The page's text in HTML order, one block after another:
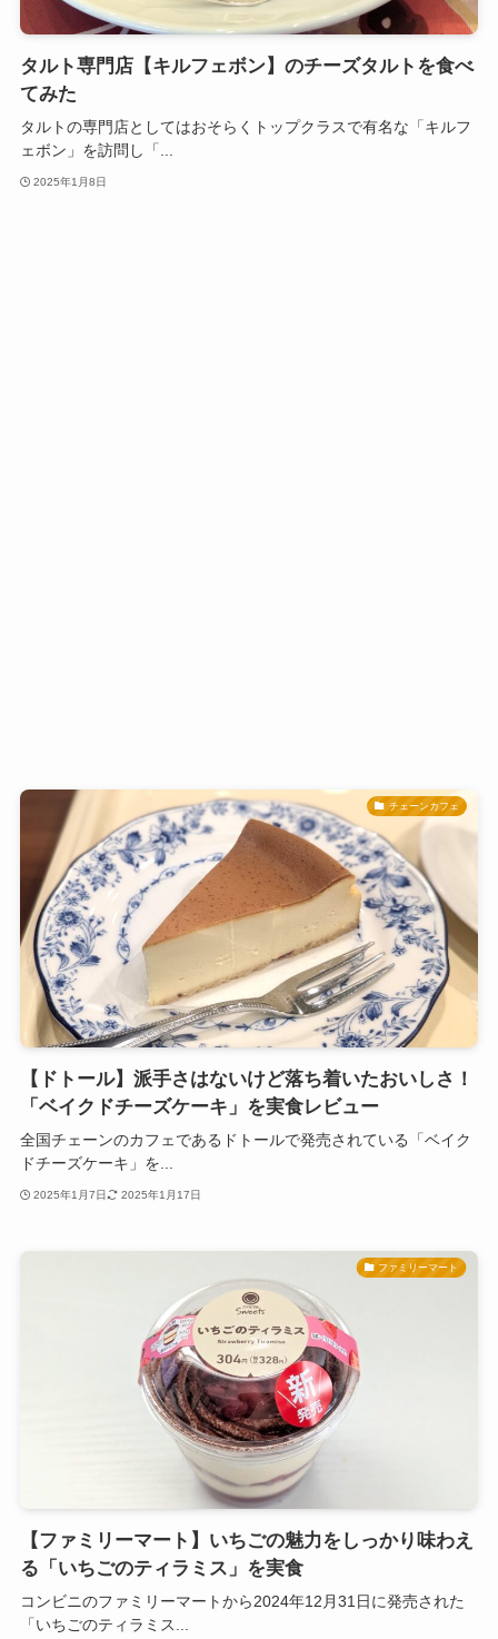
タルト専門店【キルフェボン】のチーズタルトを食べ
てみた
タルトの専門店としてはおそらくトップクラスで有名な「キルフ
ェボン」を訪問し「...
2025年1月8日
チェーンカフェ
【ドトール】派手さはないけど落ち着いたおいしさ！
「ベイクドチーズケーキ」を実食レビュー
全国チェーンのカフェであるドトールで発売されている「ベイク
ドチーズケーキ」を...
2025年1月7日 2025年1月17日
ファミリーマート
【ファミリーマート】いちごの魅力をしっかり味わえ
る「いちごのティラミス」を実食
コンビニのファミリーマートから2024年12月31日に発売された
「いちごのティラミス...